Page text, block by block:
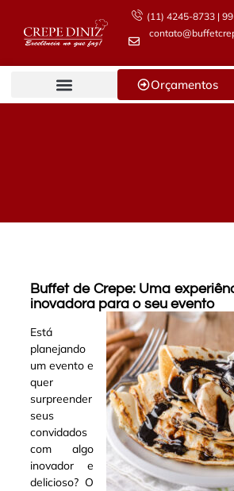
(11) 4245-8733 |
Orçamentos
Buffet de Crepe: Uma
inovadora para o seu evento
Está
planejando
um evento e
quer
surpreender
seus
convidados
com algo
inovador e
delicioso? O